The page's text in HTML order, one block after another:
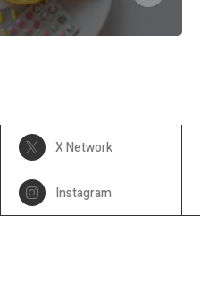
X Network
Instagram